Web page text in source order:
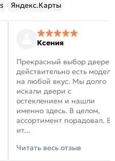
Яндекс.Карты
Ксения
Прекрасный выбор
действительно есть модели
на любой вкус. Мы долго
искали двери с
остеклением и нашли
именно здесь. В целом,
ассортимент порадовал. В
ит...
Читать весь отзыв